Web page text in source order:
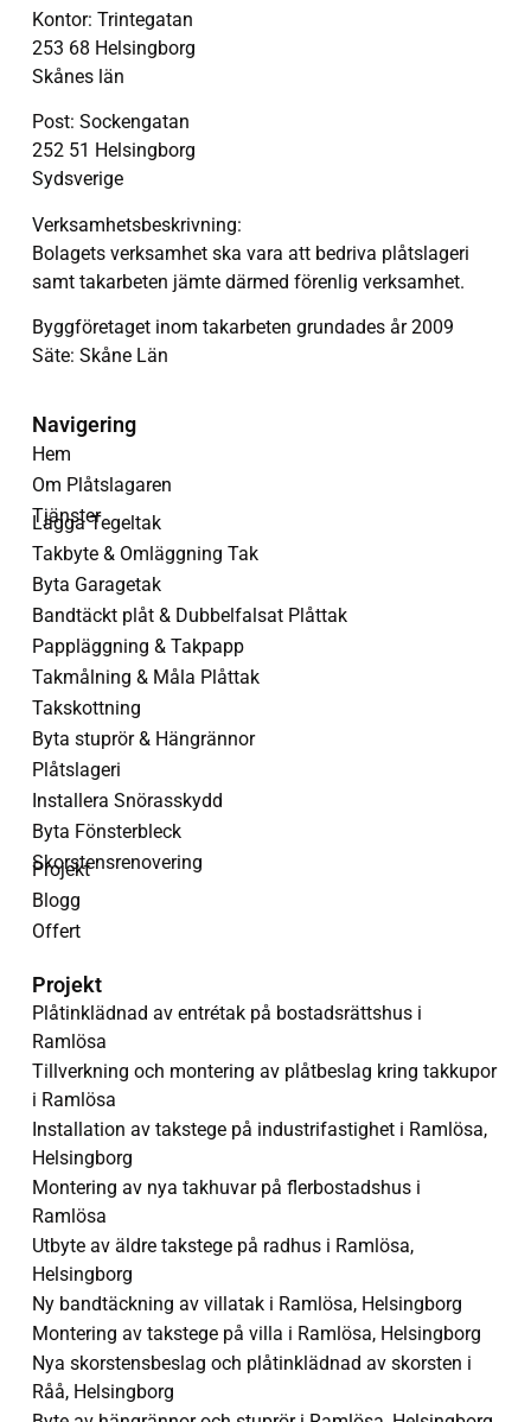
Kontor: Trintegatan
253 68 Helsingborg
Skånes län
Post: Sockengatan
252 51 Helsingborg
Sydsverige
Verksamhetsbeskrivning:
Bolagets verksamhet ska vara att bedriva plåtslageri
samt takarbeten jämte därmed förenlig verksamhet.
Byggföretaget inom takarbeten grundades år 2009
Säte: Skåne Län
Navigering
Hem
Om Plåtslagaren
Tjänster
Lägga Tegeltak
Takbyte & Omläggning Tak
Byta Garagetak
Bandtäckt plåt & Dubbelfalsat Plåttak
Pappläggning & Takpapp
Takmålning & Måla Plåttak
Takskottning
Byta stuprör & Hängrännor
Plåtslageri
Installera Snörasskydd
Byta Fönsterbleck
Skorstensrenovering
Projekt
Blogg
Offert
Projekt
Plåtinklädnad av entrétak på bostadsrättshus i
Ramlösa
Tillverkning och montering av plåtbeslag kring takkupor
i Ramlösa
Installation av takstege på industrifastighet i Ramlösa,
Helsingborg
Montering av nya takhuvar på flerbostadshus i
Ramlösa
Utbyte av äldre takstege på radhus i Ramlösa,
Helsingborg
Ny bandtäckning av villatak i Ramlösa, Helsingborg
Montering av takstege på villa i Ramlösa, Helsingborg
Nya skorstensbeslag och plåtinklädnad av skorsten i
Råå, Helsingborg